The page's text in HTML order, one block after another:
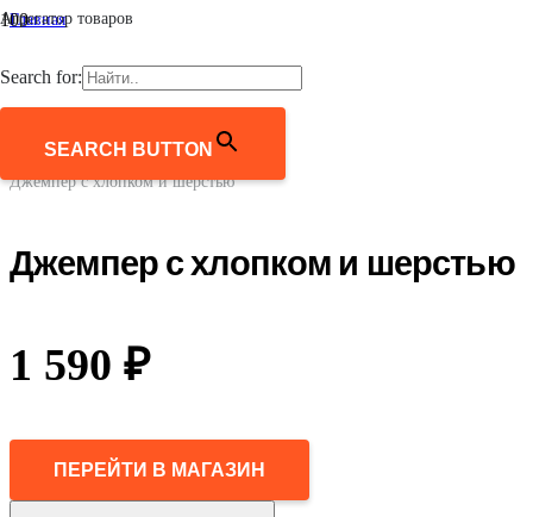
Агрегатор товаров
Search for:
SEARCH BUTTON
Главная
/
Джемперы, свитеры, кардиганы
Джемпер с хлопком и шерстью
Джемпер с хлопком и шерстью
1 590 ₽
ПЕРЕЙТИ В МАГАЗИН